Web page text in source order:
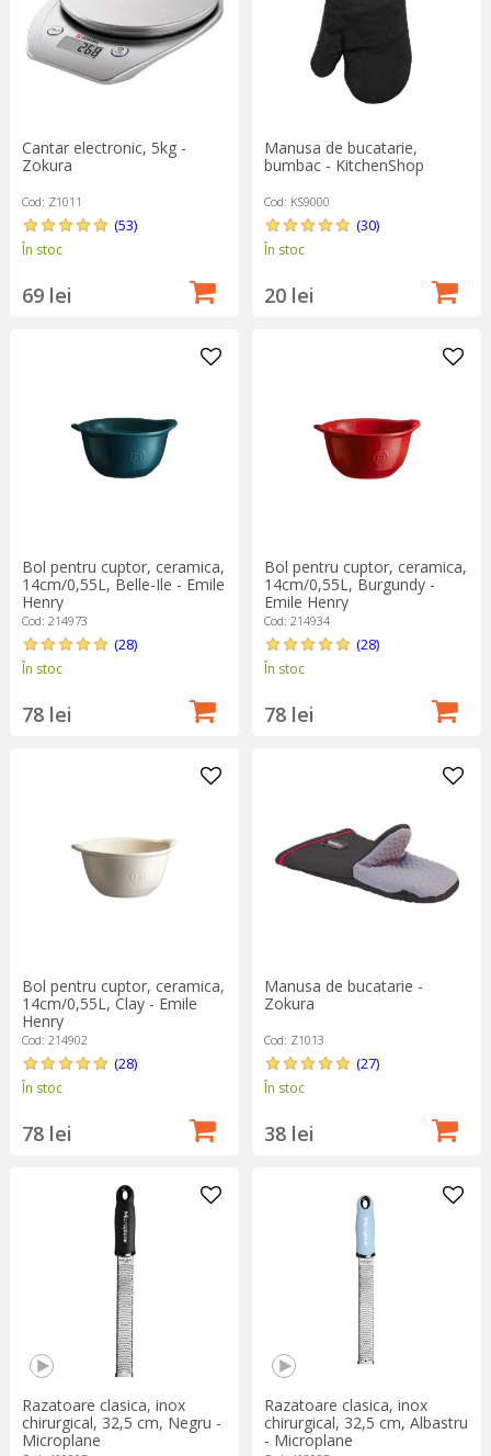
Cantar electronic, 5kg -
Zokura
Cod: Z1011
(53)
În stoc
69 lei
Manusa de bucatarie,
bumbac - KitchenShop
Cod: KS9000
(30)
În stoc
20 lei
Bol pentru cuptor, ceramica,
14cm/0,55L, Belle-Ile - Emile
Henry
Cod: 214973
(28)
În stoc
78 lei
Bol pentru cuptor, ceramica,
14cm/0,55L, Burgundy -
Emile Henry
Cod: 214934
(28)
În stoc
78 lei
Bol pentru cuptor, ceramica,
14cm/0,55L, Clay - Emile
Henry
Cod: 214902
(28)
În stoc
78 lei
Manusa de bucatarie -
Zokura
Cod: Z1013
(27)
În stoc
38 lei
Razatoare clasica, inox
chirurgical, 32,5 cm, Negru -
Microplane
Razatoare clasica, inox
chirurgical, 32,5 cm, Albastru
- Microplane